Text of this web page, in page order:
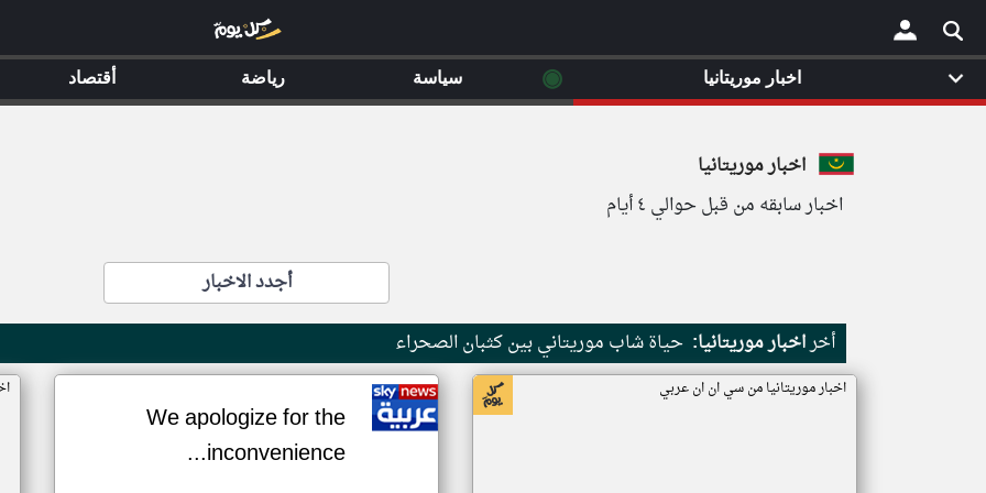
×
اخبار موريتانيا
اخبار سابقه من قبل حوالي ٤ أيام
أجدد الاخبار
أخراخبار موريتانيا: حياة شاب موريتاني بين كثبان الصحراء
اخبار موريتانيا من سي ان ان عربي
We apologize for the
inconvenience...
اخبار موريتانيا ◉ سياسة رياضة أقتصاد